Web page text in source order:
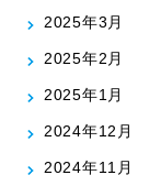
2025年3月
2025年2月
2025年1月
2024年12月
2024年11月